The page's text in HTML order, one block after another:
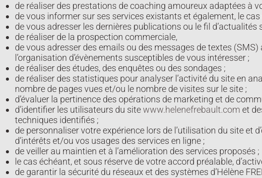
de réaliser des prestations de coaching amoureux adaptées à
de vous informer sur ses services existants et également, le
de vous adresser les dernières publications ou le fil d’actualités
de réaliser de la prospection commerciale,
de vous adresser des emails ou des messages de textes
l’organisation d’évènements susceptibles de vous intéresser ;
de réaliser des études, des enquêtes ou des sondages ;
de réaliser des statistiques pour analyser l’activité du site en
nombre de pages vues et/ou le nombre de visites sur le site ;
d’évaluer la pertinence des opérations de marketing et de
d’identifier les utilisateurs du sitewww.helenefrebault.com et
techniques identifiés ;
de personnaliser votre expérience lors de l’utilisation du site et
d’intérêts et/ou vos usages des services en ligne ;
de veiller au maintien et à l’amélioration des services proposés ;
le cas échéant, et sous réserve de votre accord préalable,
de garantir la sécurité du réseaux et des systèmes d’Hélène